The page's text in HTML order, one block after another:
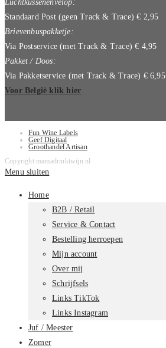
Luchtkussenenvelop:
Standaard Post (geen Track & Trace) € 2,95
Brievenbuspakketje:
Via Postservice (met Track & Trace) € 4,95
Pakket / Doos:
Via Pakketservice (met Track & Trace) € 6,95
Voor België klik hier
Fun Wine Labels
Geef Digitaal
Groothandel Artisan
Copyright mamadrinktwijn.nl
Menu sluiten
Home
B2B / Retail
Service & Contact
Bestelling herroepen
Mijn account
Over mij
Schrijfsels
Links TikTok
Links Instagram
Juf / Meester
Zomer